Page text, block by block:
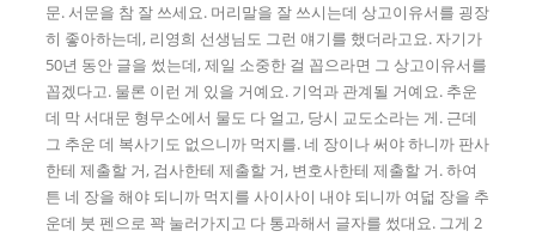
문. 서문을 참 잘 쓰세요. 머리말을 잘 쓰시는데 상고이유서를 굉장
히 좋아하는데, 리영희 선생님도 그런 얘기를 했더라고요. 자기가
50년 동안 글을 썼는데, 제일 소중한 걸 꼽으라면 그 상고이유서를
꼽겠다고. 물론 이런 게 있을 거예요. 기억과 관계될 거예요. 추운
데 막 서대문 형무소에서 물도 다 얼고, 당시 교도소라는 게. 근데
그 추운 데 복사기도 없으니까 먹지를. 네 장이나 써야 하니까 판사
한테 제출할 거, 검사한테 제출할 거, 변호사한테 제출할 거. 하여
튼 네 장을 해야 되니까 먹지를 사이사이 내야 되니까 여덟 장을 추
운데 붓 펜으로 꽉 눌러가지고 다 통과해서 글자를 썼대요. 그게 2